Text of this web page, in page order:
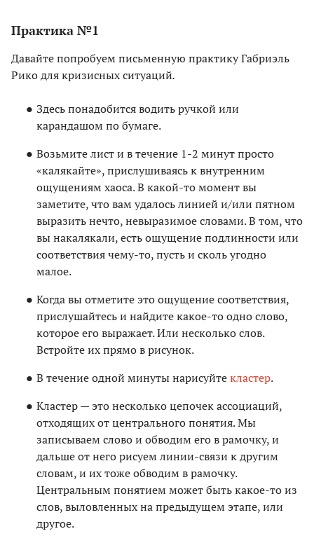
Практика №1
Давайте попробуем письменную практику Габриэль
Рико для кризисных ситуаций.
Здесь понадобится водить ручкой или
карандашом по бумаге.
Возьмите лист и в течение 1-2 минут просто
«калякайте», прислушиваясь к внутренним
ощущениям хаоса. В какой-то момент вы
заметите, что вам удалось линией и/или пятном
выразить нечто, невыразимое словами. В том, что
вы накалякали, есть ощущение подлинности или
соответствия чему-то, пусть и сколь угодно
малое.
Когда вы отметите это ощущение соответствия,
прислушайтесь и найдите какое-то одно слово,
которое его выражает. Или несколько слов.
Встройте их прямо в рисунок.
В течение одной минуты нарисуйтекластер.
Кластер — это несколько цепочек ассоциаций,
отходящих от центрального понятия. Мы
записываем слово и обводим его в рамочку, и
дальше от него рисуем линии-связи к другим
словам, и их тоже обводим в рамочку.
Центральным понятием может быть какое-то из
слов, выловленных на предыдущем этапе, или
другое.